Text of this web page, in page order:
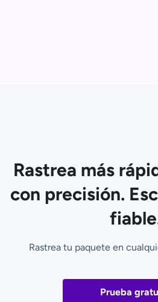
Rastrea más
con precisión.
Rastrea tu paquete en
Prueba